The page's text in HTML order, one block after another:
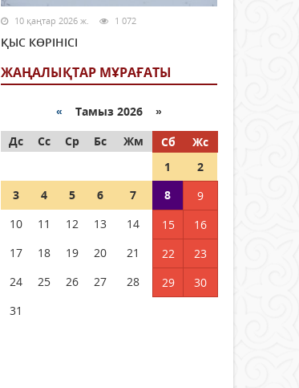
10 қаңтар 2026 ж. 1 072
ҚЫС КӨРІНІСІ
ЖАҢАЛЫҚТАР МҰРАҒАТЫ
« Тамыз 2026 »
Дс
Сс Ср Бс Жм Сб
Жс
1
2
3
4 5 6 7 8
9
10
11 12 13 14 15
16
17
18 19 20 21 22
23
24
25 26 27 28 29
30
31